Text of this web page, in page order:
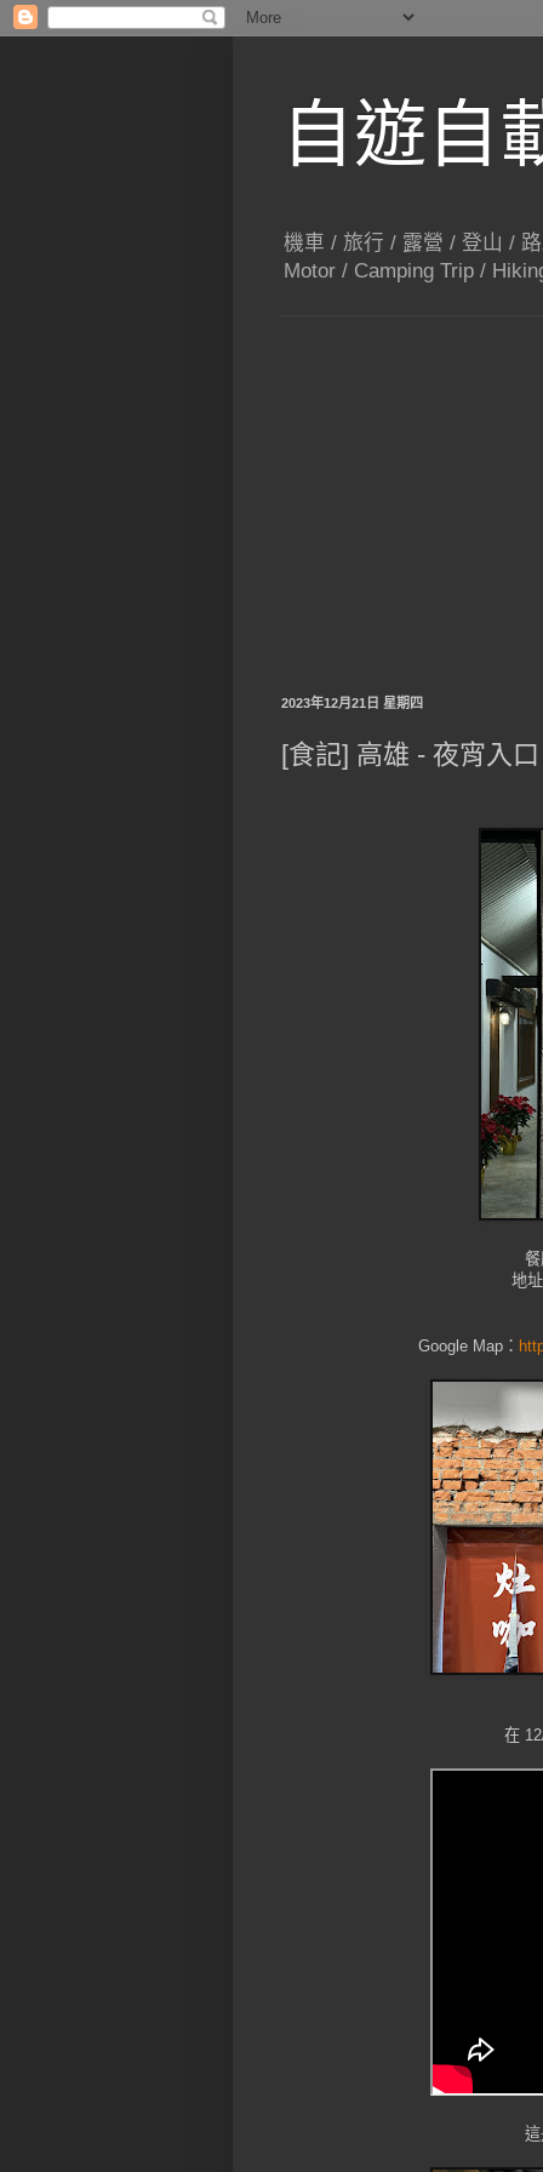
自遊自
機車 / 旅行 / 露營 / 登山 /
Motor / Camping Trip /
2023年12月21日 星期四
[食記] 高雄 - 夜宵入
地
Google Map：
在